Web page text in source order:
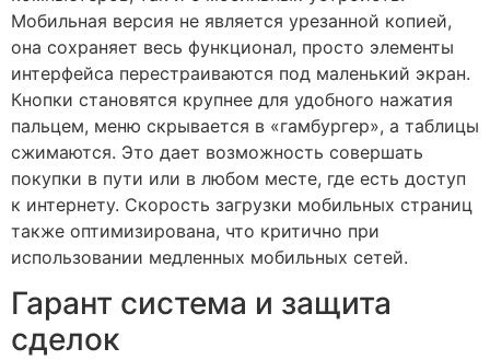
Мобильная версия не является урезанной копией,
она сохраняет весь функционал, просто элементы
интерфейса перестраиваются под маленький экран.
Кнопки становятся крупнее для удобного нажатия
пальцем, меню скрывается в «гамбургер», а таблицы
сжимаются. Это дает возможность совершать
покупки в пути или в любом месте, где есть доступ
к интернету. Скорость загрузки мобильных страниц
также оптимизирована, что критично при
использовании медленных мобильных сетей.
Гарант система и защита
сделок